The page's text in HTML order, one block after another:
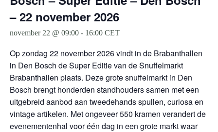
– 22 november 2026
november 22 @ 09:00 - 16:00 CET
Op zondag 22 november 2026 vindt in de Brabanthallen
in Den Bosch de Super Editie van de Snuffelmarkt
Brabanthallen plaats. Deze grote snuffelmarkt in Den
Bosch brengt honderden standhouders samen met een
uitgebreid aanbod aan tweedehands spullen, curiosa en
vintage artikelen. Met ongeveer 550 kramen verandert de
evenementenhal voor één dag in een grote markt waar